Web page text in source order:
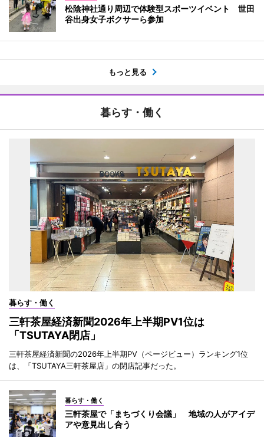
松陰神社通り周辺で体験型スポーツイベント 世田
谷出身女子ボクサーら参加
もっと見る
暮らす・働く
暮らす・働く
三軒茶屋経済新聞2026年上半期PV1位は
「TSUTAYA閉店」
三軒茶屋経済新聞の2026年上半期PV（ページビュー）ランキング1位
は、「TSUTAYA三軒茶屋店」の閉店記事だった。
暮らす・働く
三軒茶屋で「まちづくり会議」 地域の人がアイデ
アや意見出し合う